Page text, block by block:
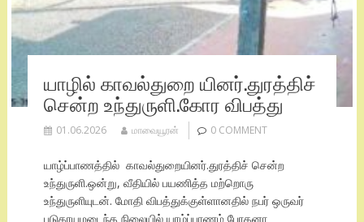
யாழில் காவல்துறை யினர்.துரத்திச்
சென்ற உந்துருளி.கோர விபத்து
01.06.2026 மாவையூரன் 0 COMMENT
யாழ்ப்பாணத்தில் காவல்துறையினர்.துரத்திச் சென்ற
உந்துருளி.ஒன்று, வீதியில் பயணித்த மற்றொரு
உந்துருளியுடன். மோதி விபத்துக்குள்ளானதில் நபர் ஒருவர்
படுகாயமடைந்த நிலையில் யாழ்ப்பாணம் போதனா